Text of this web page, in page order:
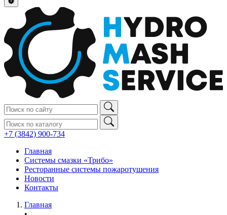
+7 (3842) 900‑734
Главная
Системы смазки «Трибо»
Ресторанные системы пожаротушения
Новости
Контакты
Главная